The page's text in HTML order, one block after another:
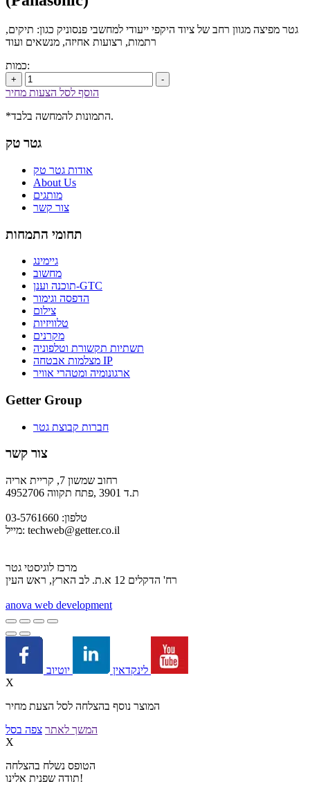
גטר מפיצה מגוון רחב של ציוד היקפי ייעודי למחשבי פנסוניק כגון: תיקים,
רתמות, רצועות אחיזה, מנשאים ועוד
כמות:
+ -
הוסף לסל הצעות מחיר
*התמונות להמחשה בלבד.
גטר טק
אודות גטר טק
About Us
מותגים
צור קשר
תחומי התמחות
גיימינג
מחשוב
תוכנה וענן-GTC
הדפסה וגימור
צילום
טלוויזיות
מקרנים
תשתיות תקשורת וטלפוניה
מצלמות אבטחה IP
ארגונומיה ומטהרי אוויר
Getter Group
חברות קבוצת גטר
צור קשר
רחוב שמשון 7, קריית אריה
ת.ד 3901 ,פתח תקווה 4952706
טלפון: 03-5761660
מייל: techweb@getter.co.il
מרכז לוגיסטי גטר
רח' הדקלים 12 א.ת. לב הארץ, ראש העין
anova web development
לינקדאין
X
המוצר נוסף בהצלחה לסל הצעת מחיר
המשך לאתר צפה בסל
X
הטופס נשלח בהצלחה
תודה שפנית אלינו!